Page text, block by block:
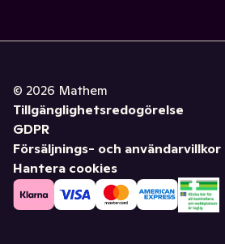
© 2026 Mathem
Tillgänglighetsredogörelse
GDPR
Försäljnings- och användarvillkor
Hantera cookies